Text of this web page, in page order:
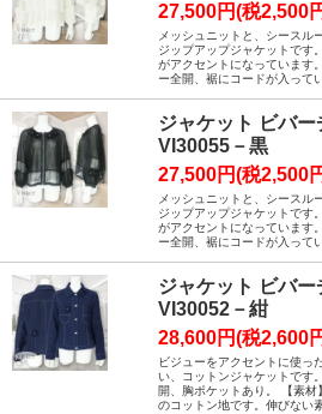
27,500円(税2,500
メッシュニットと、シースル
ジップアップジャケットです
がアクセントになっています
ー全開、裾にコードが入って
ジャケット ビバ
VI30055－黒
27,500円(税2,500
メッシュニットと、シースル
ジップアップジャケットです
がアクセントになっています
ー全開、裾にコードが入って
ジャケット ビバ
VI30052－紺
28,600円(税2,600
ビジューをアクセントに使っ
い、コットンジャケットです
開、胸ポケットあり。 【素
のコットン地です。伸びない